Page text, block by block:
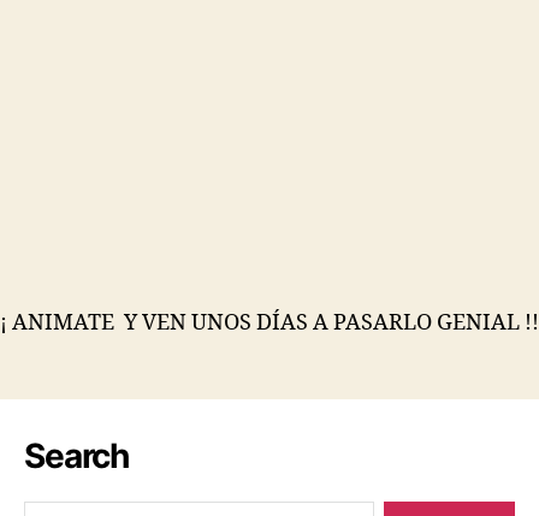
¡ ANIMATE Y VEN UNOS DÍAS A PASARLO GENIAL !!
Search